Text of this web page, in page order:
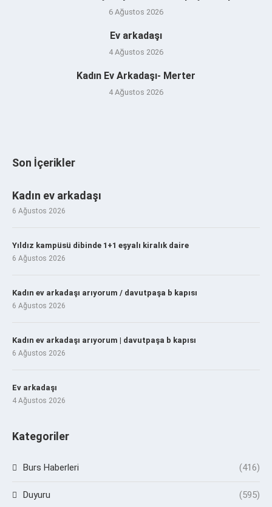
6 Ağustos 2026
Ev arkadaşı
4 Ağustos 2026
Kadın Ev Arkadaşı- Merter
4 Ağustos 2026
Son İçerikler
Kadın ev arkadaşı
6 Ağustos 2026
Yıldız kampüsü dibinde 1+1 eşyalı kiralık daire
6 Ağustos 2026
Kadın ev arkadaşı arıyorum / davutpaşa b kapısı
6 Ağustos 2026
Kadın ev arkadaşı arıyorum | davutpaşa b kapısı
6 Ağustos 2026
Ev arkadaşı
4 Ağustos 2026
Kategoriler
Burs Haberleri (416)
Duyuru (595)